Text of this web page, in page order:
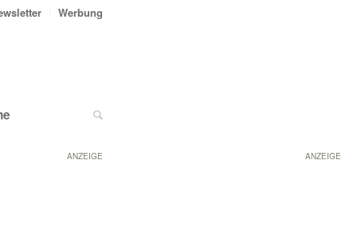
ANZEIGE
Werbung
ANZEIGE